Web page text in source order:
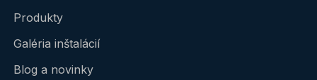
Produkty
Galéria inštalácií
Blog a novinky